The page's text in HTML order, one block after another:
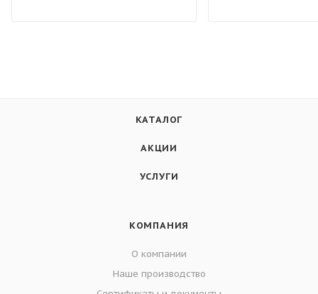
КАТАЛОГ
АКЦИИ
УСЛУГИ
КОМПАНИЯ
О компании
Наше производство